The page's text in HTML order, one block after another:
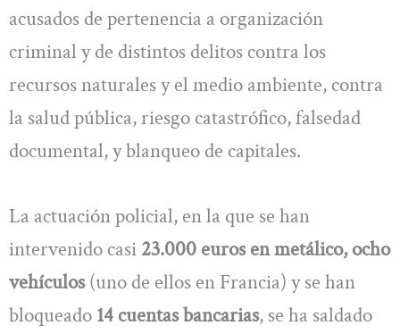
acusados de pertenencia a organización
criminal y de distintos delitos contra los
recursos naturales y el medio ambiente, contra
la salud pública, riesgo catastrófico, falsedad
documental, y blanqueo de capitales.
La actuación policial, en la que se han
intervenido casi 23.000 euros en metálico, ocho
vehículos(uno de ellos en Francia) y se han
bloqueado 14 cuentas bancarias, se ha saldado